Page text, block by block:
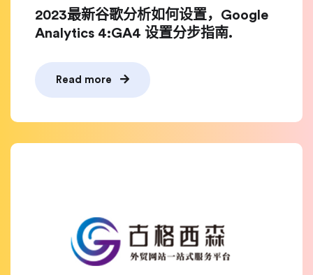
2023最新谷歌分析如何设置，Google
Analytics 4:GA4 设置分步指南.
Read more